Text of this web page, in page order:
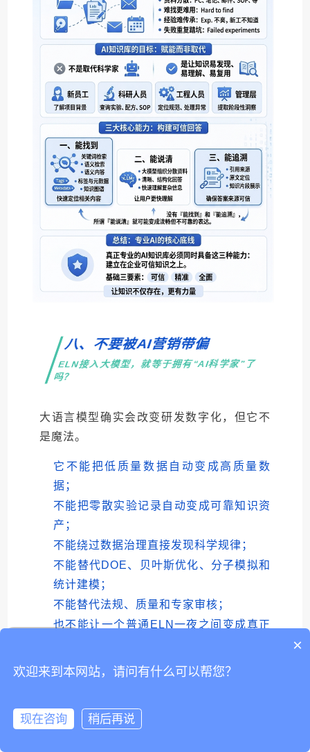
八、不要被AI营销带偏
ELN接入大模型，就等于拥有“AI科学家”了
吗？
大语言模型确实会改变研发数字化，但它不
是魔法。
它不能把低质量数据自动变成高质量数
据；
不能把零散实验记录自动变成可靠知识资
产；
不能绕过数据治理直接发现科学规律；
不能替代DOE、贝叶斯优化、分子模拟和
统计建模；
不能替代法规、质量和专家审核；
也不能让一个普通ELN一夜之间变成真正
企业真正应该关注的，不是一个ELN有没有
数据基础和工程能力。
×
欢迎来到本网站，请问有什么可以帮您？
现在咨询 稍后再说